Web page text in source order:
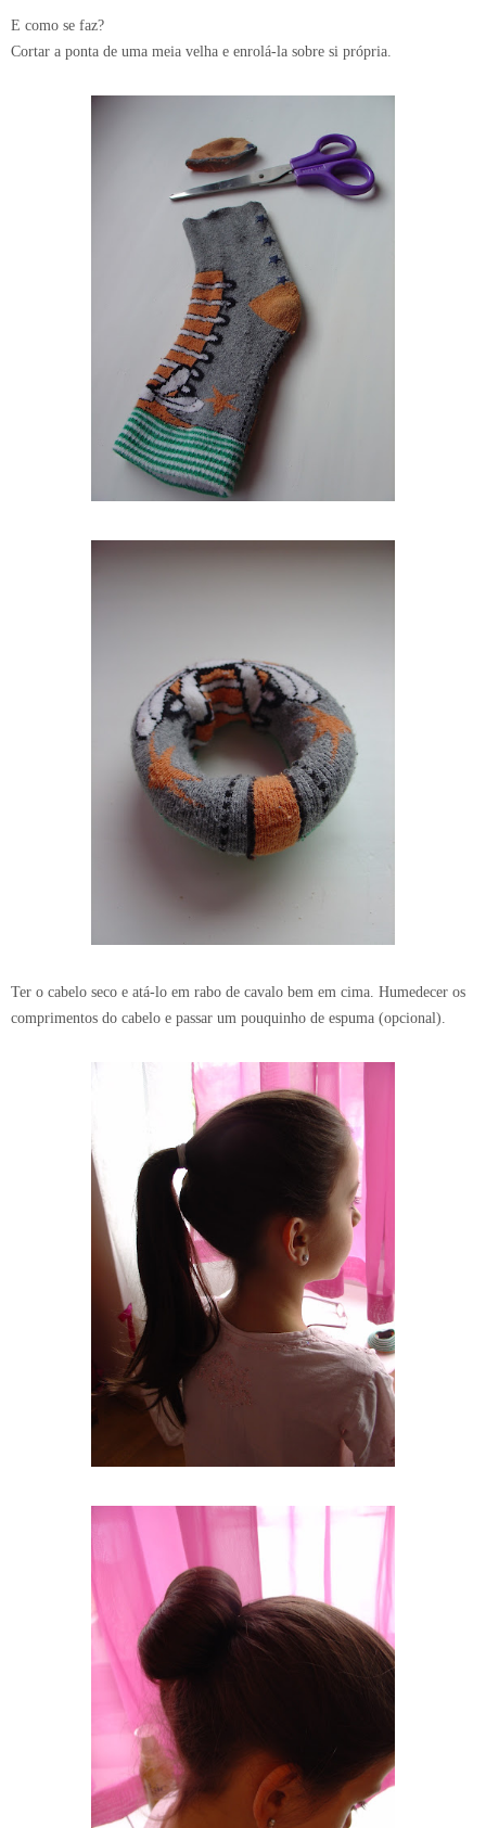
E como se faz?
Cortar a ponta de uma meia velha e enrolá-la sobre si própria.
Ter o cabelo seco e atá-lo em rabo de cavalo bem em cima. Humedecer os
comprimentos do cabelo e passar um pouquinho de espuma (opcional).